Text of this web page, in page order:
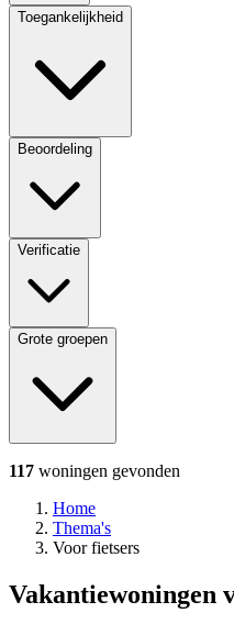
Toegankelijkheid
Beoordeling
Verificatie
Grote groepen
117 woningen gevonden
Home
Thema's
Voor fietsers
Vakantiewoningen